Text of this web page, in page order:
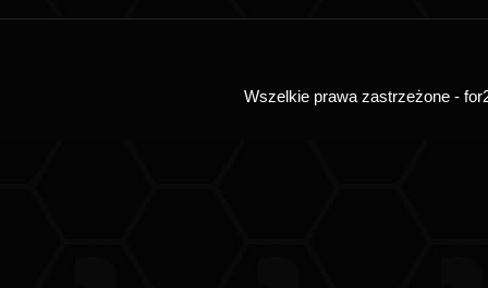
Wszelkie prawa zastrzeżone -